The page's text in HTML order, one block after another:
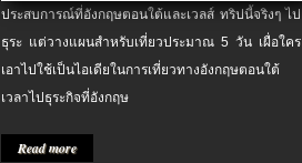
ประสบการณ์ที่อังกฤษตอนใต้และเวลส์ ทริปนี้จริงๆ ไป
ธุระ แต่วางแผนสำหรับเที่ยวประมาณ 5 วัน เผื่อใคร
เอาไปใช้เป็นไอเดียในการเที่ยวทางอังกฤษตอนใต้
เวลาไปธุระกิจที่อังกฤษ
Read more